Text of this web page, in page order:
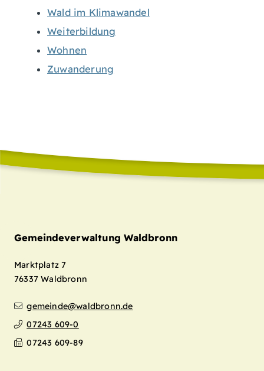
Wald im Klimawandel
Weiterbildung
Wohnen
Zuwanderung
Gemeindeverwaltung Waldbronn
Marktplatz 7
76337 Waldbronn
gemeinde@waldbronn.de
07243 609-0
07243 609-89